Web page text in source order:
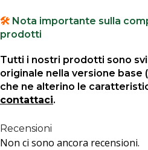
🛠️ Nota importante sulla
prodotti
Tutti i nostri prodotti sono
originale nella versione base
che ne alterino le
contattaci.
Recensioni
Non ci sono ancora recensioni.